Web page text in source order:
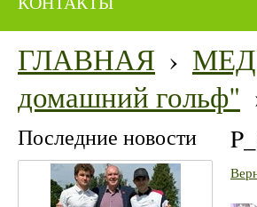
ГЛАВНАЯ ›
домашний гольф"
Последние новости